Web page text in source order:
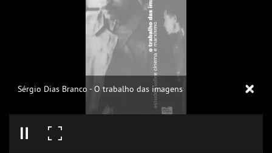
Sérgio Dias Branco - O trabalho das imagens